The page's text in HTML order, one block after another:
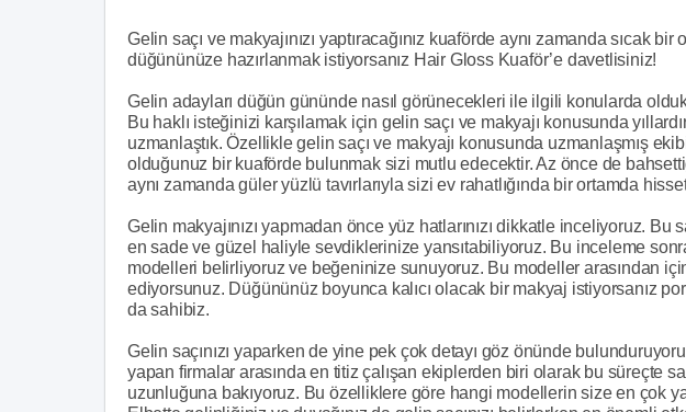
Gelin saçı ve makyajınızı yaptıracağınız kuaförde aynı zamanda sıcak
düğününüze hazırlanmak istiyorsanız Hair Gloss Kuaför’e davetlisiniz!
Gelin adayları düğün gününde nasıl görünecekleri ile ilgili konularda
Bu haklı isteğinizi karşılamak için gelin saçı ve makyajı konusunda
uzmanlaştık. Özellikle gelin saçı ve makyajı konusunda uzmanlaşmış
olduğunuz bir kuaförde bulunmak sizi mutlu edecektir. Az önce de
aynı zamanda güler yüzlü tavırlarıyla sizi ev rahatlığında bir ortamda
Gelin makyajınızı yapmadan önce yüz hatlarınızı dikkatle inceliyoruz.
en sade ve güzel haliyle sevdiklerinize yansıtabiliyoruz. Bu inceleme
modelleri belirliyoruz ve beğeninize sunuyoruz. Bu modeller arasından
ediyorsunuz. Düğününüz boyunca kalıcı olacak bir makyaj istiyorsanız
da sahibiz.
Gelin saçınızı yaparken de yine pek çok detayı göz önünde
yapan firmalar arasında en titiz çalışan ekiplerden biri olarak bu süreçte
uzunluğuna bakıyoruz. Bu özelliklere göre hangi modellerin size en çok